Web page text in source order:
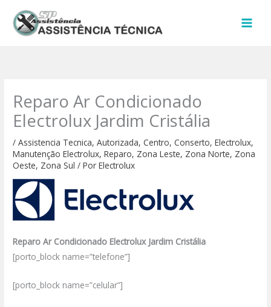
para
Reparo Ar Condicionado
Electrolux Jardim Cristália
/Assistencia Tecnica,Autorizada,Centro,Conserto,Electrolux,
Manutenção Electrolux,Reparo, Zona Leste, Zona Norte, Zona
Oeste, Zona Sul / PorElectrolux
Reparo Ar Condicionado Electrolux Jardim Cristália
[porto_block name=”telefone”]
[porto_block name=”celular”]